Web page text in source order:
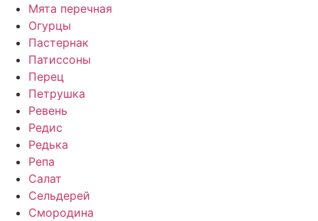
Мята перечная
Огурцы
Пастернак
Патиссоны
Перец
Петрушка
Ревень
Редис
Редька
Репа
Салат
Сельдерей
Смородина